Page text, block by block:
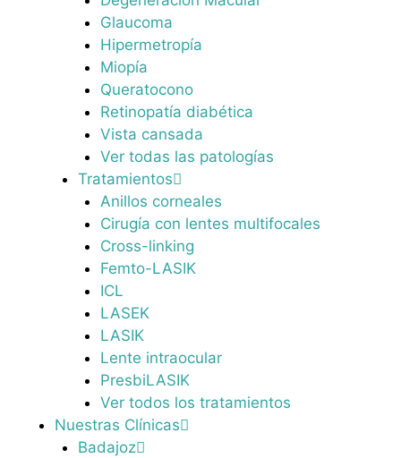
Glaucoma
Hipermetropía
Miopía
Queratocono
Retinopatía diabética
Vista cansada
Ver todas las patologías
Tratamientos
Anillos corneales
Cirugía con lentes multifocales
Cross-linking
Femto-LASIK
ICL
LASEK
LASIK
Lente intraocular
PresbiLASIK
Ver todos los tratamientos
Nuestras Clínicas
Badajoz